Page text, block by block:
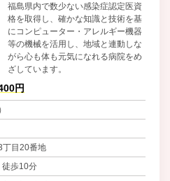
福島県内で数少ない感染症認定医資
格を取得し、確かな知識と技術を基
にコンピューター・アレルギー機器
等の機械を活用し、地域と連動しな
がら心も体も元気になれる病院をめ
ざしています。
円
丁目20番地
徒歩10分